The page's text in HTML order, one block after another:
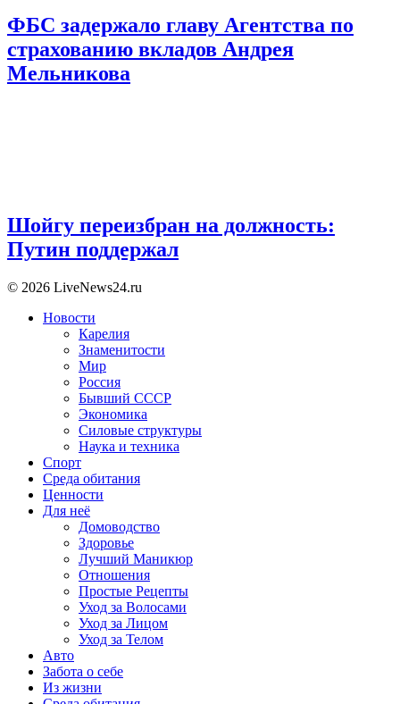
ФБС задержало главу Агентства по
страхованию вкладов Андрея
Мельникова
Шойгу переизбран на должность:
Путин поддержал
© 2026 LiveNews24.ru
Новости
Карелия
Знаменитости
Мир
Россия
Бывший СССР
Экономика
Силовые структуры
Наука и техника
Спорт
Среда обитания
Ценности
Для неё
Домоводство
Здоровье
Лучший Маникюр
Отношения
Простые Рецепты
Уход за Волосами
Уход за Лицом
Уход за Телом
Авто
Забота о себе
Из жизни